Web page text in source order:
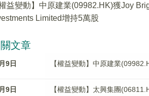
權益變動】中原建業(09982.HK)獲Joy
Limited增持5萬股
文章
9日 【權益變動】中原建業
9日 【權益變動】太興集團